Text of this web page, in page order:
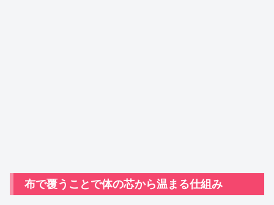
布で覆うことで体の芯から温まる仕組み